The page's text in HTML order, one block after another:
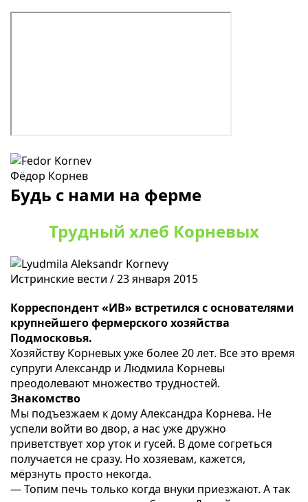
Фёдор Корнев
Будь с нами на ферме
Трудный хлеб Корневых
Истринские вести / 23 января 2015
Корреспондент «ИВ» встретился с основателями
крупнейшего фермерского хозяйства
Подмосковья.
Хозяйству Корневых уже более 20 лет. Все это время
супруги Александр и Людмила Корневы
преодолевают множество трудностей.
Знакомство
Мы подъезжаем к дому Александра Корнева. Не
успели войти во двор, а нас уже дружно
приветствует хор уток и гусей. В доме согреться
получается не сразу. Но хозяевам, кажется,
мёрзнуть просто некогда.
— Топим печь только когда внуки приезжают. А так